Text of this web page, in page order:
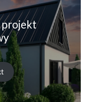
projekt